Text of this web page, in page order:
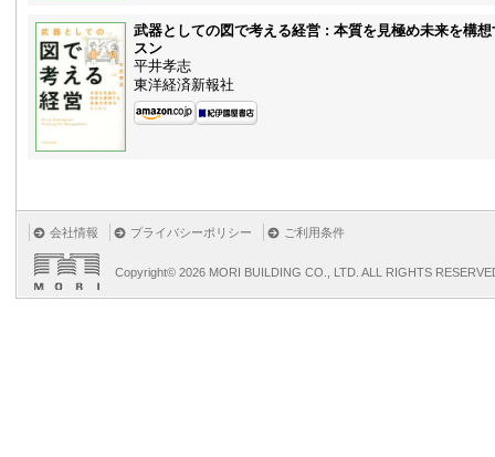
武器としての図で考える経営 : 本質を見極め未来を構
スン
平井孝志
東洋経済新報社
会社情報 プライバシーポリシー ご利用条件
Copyright© 2026 MORI BUILDING CO., LTD. ALL RIGHTS